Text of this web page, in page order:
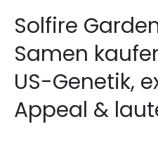
Solfire
Samen
US-Genetik,
Appeal &